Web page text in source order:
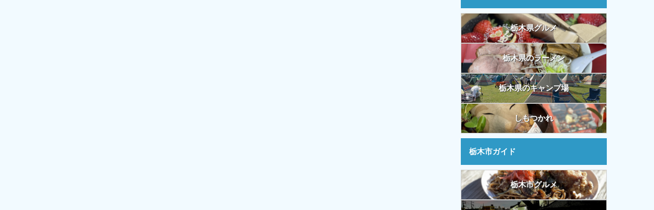
栃木県グルメ
栃木県のラーメン
栃木県のキャンプ場
しもつかれ
栃木市ガイド
栃木市グルメ